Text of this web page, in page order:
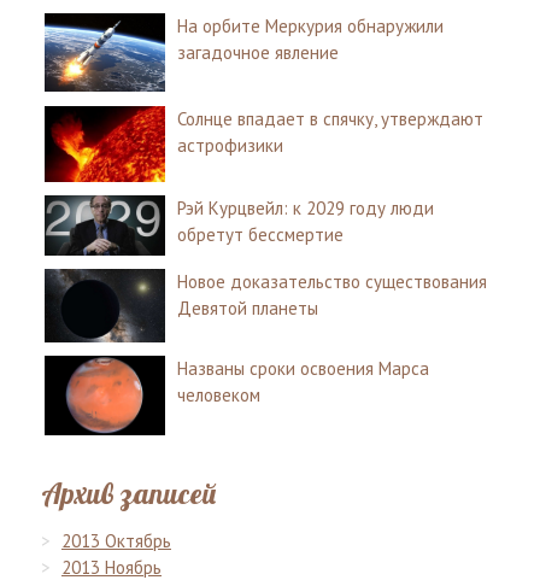
На орбите Меркурия обнаружили
загадочное явление
Солнце впадает в спячку, утверждают
астрофизики
Рэй Курцвейл: к 2029 году люди
обретут бессмертие
Новое доказательство существования
Девятой планеты
Названы сроки освоения Марса
человеком
Архив записей
2013 Октябрь
2013 Ноябрь